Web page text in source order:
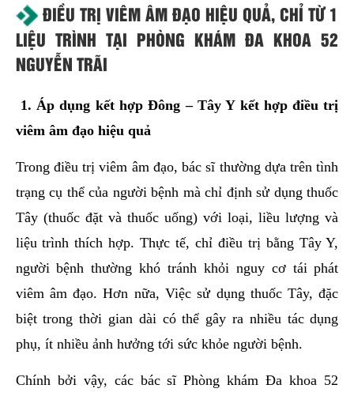
ĐIỀU TRỊ VIÊM ÂM ĐẠO HIỆU QUẢ, CHỈ TỪ 1
LIỆU TRÌNH TẠI PHÒNG KHÁM ĐA KHOA 52
NGUYỄN TRÃI
1. Áp dụng kết hợp Đông – Tây Y kết hợp điều trị
viêm âm đạo hiệu quả
Trong điều trị viêm âm đạo, bác sĩ thường dựa trên tình
trạng cụ thể của người bệnh mà chỉ định sử dụng thuốc
Tây (thuốc đặt và thuốc uống) với loại, liều lượng và
liệu trình thích hợp. Thực tế, chỉ điều trị bằng Tây Y,
người bệnh thường khó tránh khỏi nguy cơ tái phát
viêm âm đạo. Hơn nữa, Việc sử dụng thuốc Tây, đặc
biệt trong thời gian dài có thể gây ra nhiều tác dụng
phụ, ít nhiều ảnh hưởng tới sức khỏe người bệnh.
Chính bởi vậy, các bác sĩ Phòng khám Đa khoa 52